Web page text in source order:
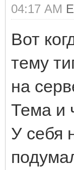
04:17 AM
Вот
тему
на
Тема и
У себя